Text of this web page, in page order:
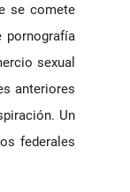
se comete
pornografía
sexual
anteriores
Un
federales